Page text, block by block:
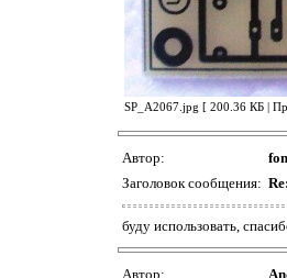
SP_A2067.jpg [ 200.36 КБ |
Автор:
Заголовок сообщения:
буду использовать,
Автор: